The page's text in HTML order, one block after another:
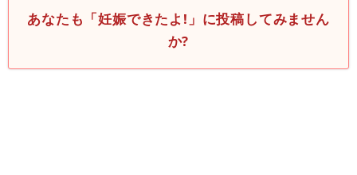
あなたも「妊娠できたよ!」に投稿してみません
か?